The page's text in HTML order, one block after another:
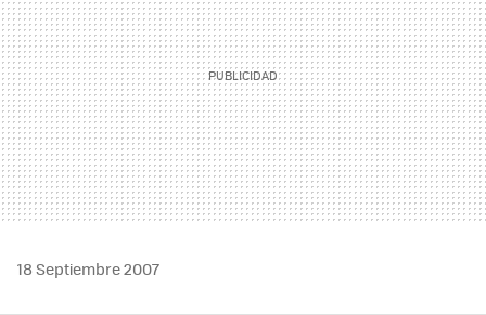
18 Septiembre 2007